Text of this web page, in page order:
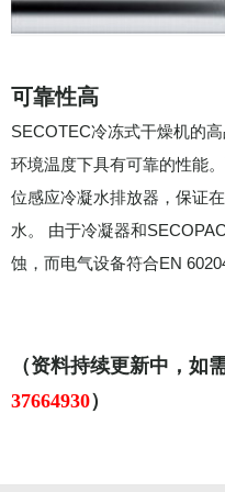
可靠性高
SECOTEC冷冻式干燥机的
环境温度下具有可靠的性能
位感应冷凝水排放器，保证
水。 由于冷凝器和
蚀，而电气设备符合EN
（资料持续更新中，如
37664930）